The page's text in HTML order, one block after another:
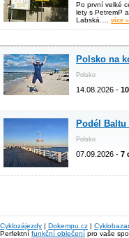
Po první velké
lety s PetremP
Labská.… více »
Polsko na
Polsko
14.08.2026 -
Podél Baltu
Polsko
07.09.2026 - 7
Cyklozájezdy | Dokempu.cz | Cyklobazar
Perfektní funkční oblečení pro vaše